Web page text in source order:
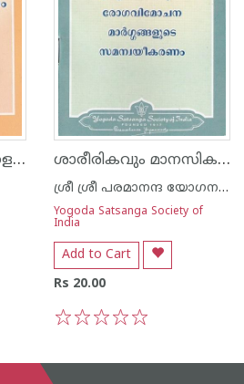
സ്വഭാവവൈകല്യങ്ങളെ എങ്ങനെ പരിഹരിക്കാം ശാരീരികവും മാനസികവും ആധ്യാത്മികവുമായ രോഗവിമോചന മാർഗ്ഗങ്ങളുടെ സമന്വയീകരണം
ശ്രീ ശ്രീ പരമാനന്ദ യോഗനന്ദ
Yogoda Satsanga Society of
India
Add to Cart
Rs 20.00